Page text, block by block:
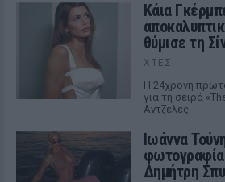
Κάια
θύμισε τη
ΧΤΕΣ
Η 24χρονη
για τη σειρά
Αντζελες
Ιωάννα
φωτογραφία
Δημήτρη